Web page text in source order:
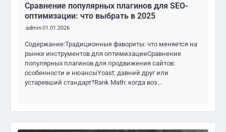
Сравнение популярных плагинов для SEO-
оптимизации: что выбрать в 2025
admin01.01.2026
Содержание:Традиционные фавориты: что меняется на
рынке инструментов для оптимизацииСравнение
популярных плагинов для продвижения сайтов:
особенности и нюансыYoast: давний друг или
устаревший стандарт?Rank Math: когда воз…